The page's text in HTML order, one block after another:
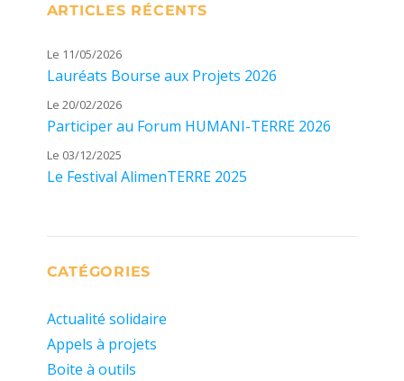
ARTICLES RÉCENTS
Le 11/05/2026
Lauréats Bourse aux Projets 2026
Le 20/02/2026
Participer au Forum HUMANI-TERRE 2026
Le 03/12/2025
Le Festival AlimenTERRE 2025
CATÉGORIES
Actualité solidaire
Appels à projets
Boite à outils